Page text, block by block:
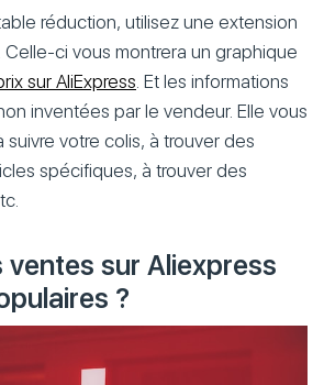
réduction, utilisez une extension
Celle-ci vous montrera un graphique
sur AliExpress. Et les informations
inventées par le vendeur. Elle vous
votre colis, à trouver des
spécifiques, à trouver des
ventes sur Aliexpress
?